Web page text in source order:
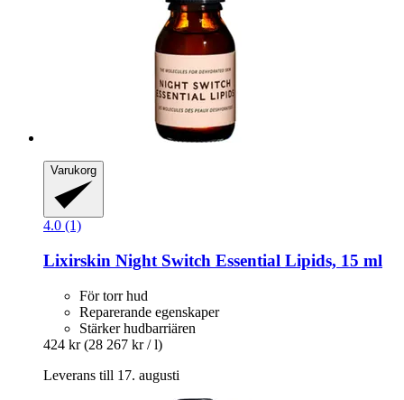
Varukorg
4.0 (1)
Lixirskin Night Switch Essential Lipids, 15 ml
För torr hud
Reparerande egenskaper
Stärker hudbarriären
424 kr (28 267 kr / l)
Leverans till 17. augusti